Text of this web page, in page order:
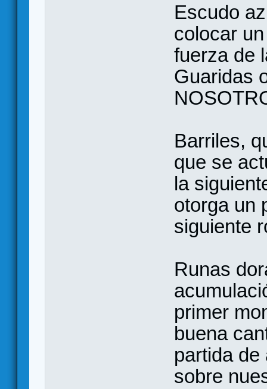
Escudo
colocar
fuerza de
Guaridas
Barriles,
que se
la
otorga un
siguiente
Runas
primer
buena
partida de
sobre